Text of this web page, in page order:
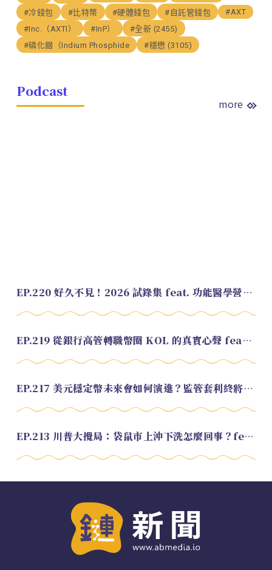
#冷錢包
#比特幣 #硬體錢包 #自託管錢包
#AXT
#Inc.（AXTI）
#InP）
#全新 (2455)
#磷化銦（Indium Phosphide
#穩懋 (3105)
Podcast
more
EP.220 好久不見！2026 試錄集 feat. 功能醫學營養師 美寶
EP.219 從銀行高管轉職幣圈 KOL 的真實心聲 feat.龜大
EP.217 美元穩定幣未來會如何演進？監管套利終將收斂？feat. 研究員 余哲安
EP.213 川普大攪局：袋鼠市上沖下洗怎麼回事？feat. Alvin